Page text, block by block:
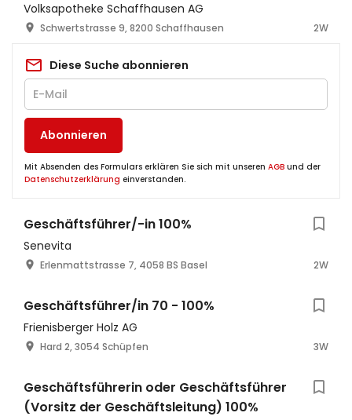
Volksapotheke Schaffhausen AG
Schwertstrasse 9, 8200 Schaffhausen 2W
Diese Suche abonnieren
Abonnieren
Mit Absenden des Formulars erklären Sie sich mit unseren AGB und der
Datenschutzerklärung einverstanden.
Geschäftsführer/-in 100%
Senevita
Erlenmattstrasse 7, 4058 BS Basel 2W
Geschäftsführer/in 70 - 100%
Frienisberger Holz AG
Hard 2, 3054 Schüpfen 3W
Geschäftsführerin oder Geschäftsführer
(Vorsitz der Geschäftsleitung) 100%